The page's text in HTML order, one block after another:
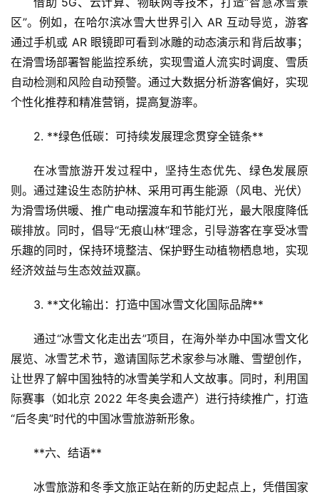
区”。例如，在哈尔滨冰雪大世界引入 AR 互动导览，游客
通过手机或 AR 眼镜即可看到冰雕的动态演示和背后故事；
在滑雪场部署智能监控系统，实现雪道人流实时调度、雪质
自动检测和风险自动预警。通过大数据分析游客偏好，实现
个性化推荐和精准营销，提高复游率。
2. **绿色低碳：可持续发展理念贯穿全链条**
在冰雪旅游开发过程中，坚持生态优先、绿色发展原
则。通过建设生态防护林、采用可再生能源（风电、光伏）
为滑雪场供暖、推广电动摆渡车和节能灯光，最大限度降低
碳排放。同时，倡导“无痕山林”理念，引导游客在享受冰雪
乐趣的同时，保持环境整洁、保护野生动植物栖息地，实现
经济效益与生态效益双赢。
3. **文化输出：打造中国冰雪文化国际品牌**
通过“冰雪文化走出去”项目，在海外举办中国冰雪文化
展览、冰雪艺术节，邀请国际艺术家参与冰雕、雪塑创作，
让世界了解中国独特的冰雪美学和人文故事。同时，利用国
际赛事（如北京 2022 年冬奥会遗产）进行持续推广，打造
“后冬奥”时代的中国冰雪旅游新形象。
**六、结语**
冰雪旅游和冬季文旅正站在新的历史起点上，凭借国家